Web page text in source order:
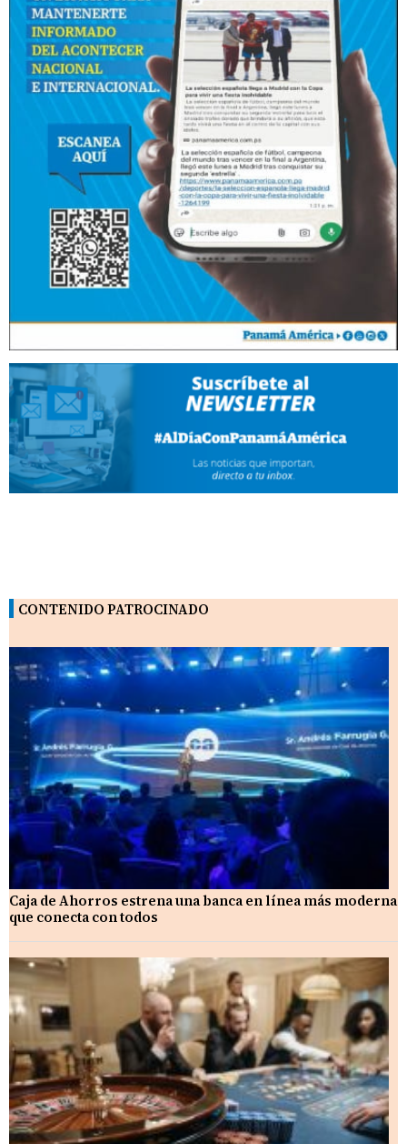
CONTENIDO PATROCINADO
Caja de Ahorros estrena una banca en línea más moderna
que conecta con todos